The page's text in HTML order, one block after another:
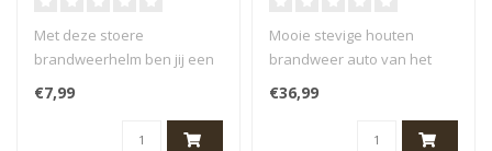
Met deze stoere
brandweerhelm ben jij een
echte brandweerman...
€7,99
Mooie stevige houten
brandweer auto van het
merk Lilliputiens. Deze
houten brand..
€36,99